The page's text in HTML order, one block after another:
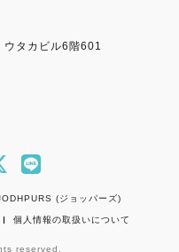
タカビル6階601
(ジョッパーズ)
個人情報の取扱いについて
reserved.